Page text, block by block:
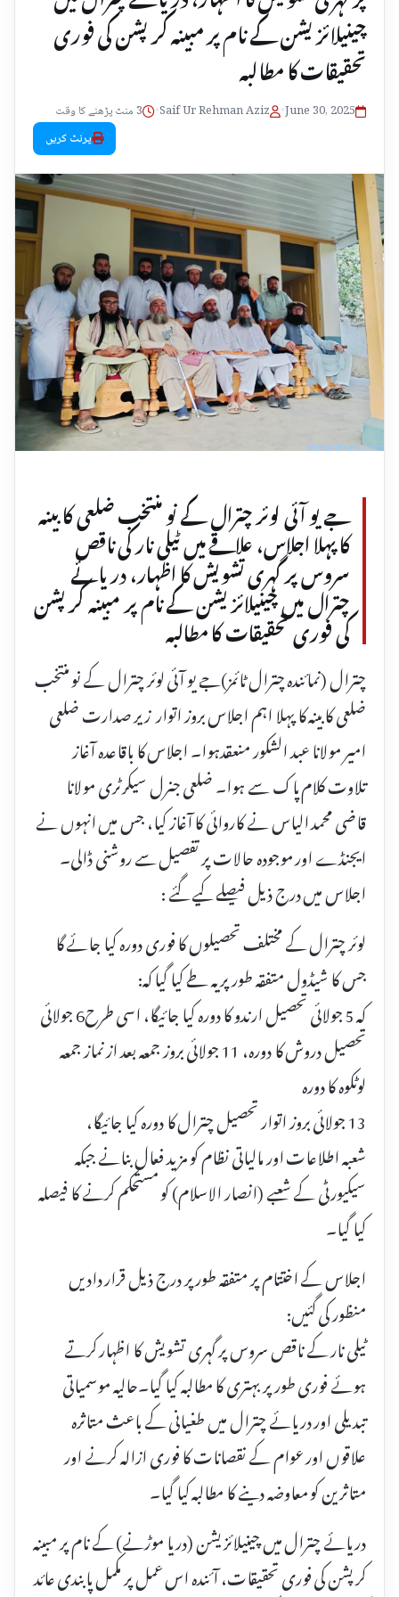
چینیلائزیشن کے نام پر مبینہ کرپشن کی فوری
تحقیقات کا مطالبہ
June 30, 2025
•
Saif Ur Rehman Aziz
•
3 منٹ پڑھنے کا وقت
پرنٹ کریں
جے یو آئی لوئر چترال کے نو منتخب ضلعی کابینہ
کا پہلا اجلاس، علاقے میں ٹیلی نار کی ناقص
سروس پر گہری تشویش کا اظہار، دریائے
چترال میں چینیلائزیشن کے نام پر مبینہ کرپشن
کی فوری تحقیقات کا مطالبہ
چترال (نمائندہ چترال ٹائمز)جے یو آئی لوئر چترال کے نو منتخب
ضلعی کابینہ کا پہلا اہم اجلاس بروز اتوار زیر صدارت ضلعی
امیر مولانا عبد الشکور منعقدہوا۔ اجلاس کا باقاعدہ آغاز
تلاوت کلام پاک سے ہوا۔ ضلعی جنرل سیکرٹری مولانا
قاضی محمد الیاس نے کاروائی کا آغاز کیا، جس میں انہوں نے
ایجنڈے اور موجودہ حالات پر تفصیل سے روشنی ڈالی۔
اجلاس میں درج ذیل فیصلے کیے گئے :
لوئر چترال کے مختلف تحصیلوں کا فوری دورہ کیا جائے گا
جس کا شیڈول متفقہ طور پر یہ طے کیا گیا کہ:
کہ 5 جولائی تحصیل ارندو کا دورہ کیا جائیگا، اسی طرح6 جولائی
تحصیل دروش کا دورہ، 11 جولائی بروز جمعہ بعد از نماز جمعہ
لوٹکوہ کا دورہ
13 جولائی بروز اتوار تحصیل چترال کا دورہ کیا جائیگا،
شعبہ اطلاعات اور مالیاتی نظام کو مزید فعال بنانے جبکہ
سیکیورٹی کے شعبے (انصار الاسلام) کو مستحکم کرنے کا فیصلہ
کیا گیا۔
اجلاس کے اختتام پر متفقہ طور پر درج ذیل قرار دادیں
منظور کی گئیں:
ٹیلی نار کے ناقص سروس پر گہری تشویش کا اظہار کرتے
ہوئے فوری طور پر بہتری کا مطالبہ کیا گیا۔حالیہ موسمیاتی
تبدیلی اور دریائے چترال میں طغیانی کے باعث متاثرہ
علاقوں اور عوام کے نقصانات کا فوری ازالہ کرنے اور
متاثرین کو معاوضہ دینے کا مطالبہ کیا گیا۔
دریائے چترال میں چینیلائزیشن (دریا موڑنے) کے نام پر مبینہ
کرپشن کی فوری تحقیقات، آئندہ اس عمل پر مکمل پابندی عائد